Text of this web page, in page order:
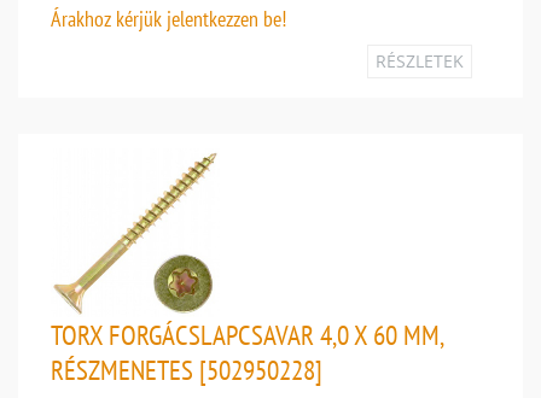
Árakhoz kérjük jelentkezzen be!
RÉSZLETEK
TORX FORGÁCSLAPCSAVAR 4,0 X 60 MM,
RÉSZMENETES [502950228]